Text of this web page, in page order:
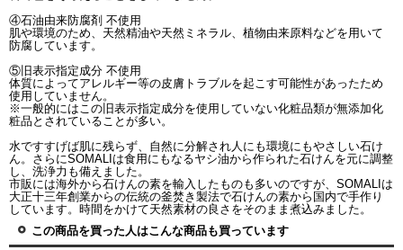
④石油由来防腐剤 不使用
肌や環境のため、天然精油や天然ミネラル、植物由来原料などを用いて
防腐しています。
⑤旧表示指定成分 不使用
体質によってアレルギー等の皮膚トラブルを起こす可能性があったため
使用していません。
※一般的にはこの旧表示指定成分を使用していない化粧品類が無添加化
粧品とされていることが多い。
水ですすげば肌に残らず、自然に分解され人にも環境にもやさしい石け
ん。さらにSOMALIは食用にもなるヤシ油から作られた石けんを元に調整
し、洗浄力も備えました。
市販には海外から石けんの素を輸入したものも多いのですが、SOMALIは
大正十三年創業からの伝統の釜焚き製法で石けんの素から国内で手作り
しています。時間をかけて天然素材の良さをそのまま煮込みました。
この商品を買った人はこんな商品も買っています